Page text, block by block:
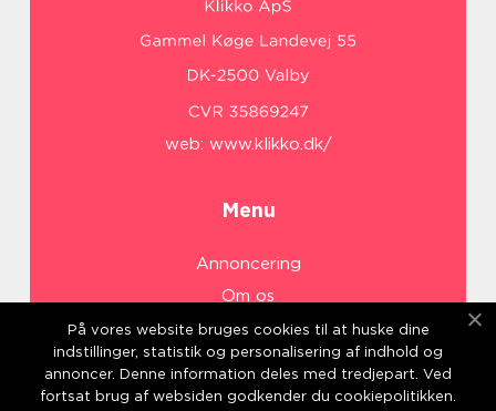
web: www.klikko.dk/
Menu
Annoncering
Om os
Cookies
Kontakt os
Sitemap
På vores website bruges cookies til at huske dine
indstillinger, statistik og personalisering af indhold og
annoncer. Denne information deles med tredjepart. Ved
fortsat brug af websiden godkender du cookiepolitikken.